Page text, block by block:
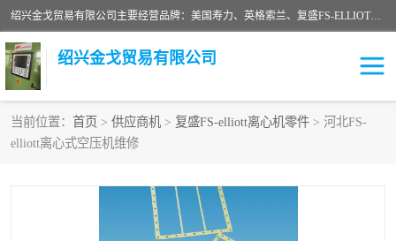
绍兴金戈贸易有限公司主要经营品牌：美国寿力、英格索兰、复盛FS-ELLIOTT，库伯COOPER、阿特拉斯等品牌空压机及配件销售；承接全厂空气压缩机管理、维护保养；节能改造；气体干燥机销售、维护、维修、保养。销售各种品牌空压机空气滤芯、油滤芯、油气分离器；精密过滤器滤芯；除油雾滤芯；抽真空滤芯，消音器，疏水器。劳务承接：全厂空压机维修保养工程，安装工程；移机或汰换工程；节能改造工程等。
绍兴金戈贸易有限公司
当前位置： 首页 > 供应商机 > 复盛FS-elliott离心机零件 > 河北FS-
elliott离心式空压机维修
二手空压机
英格索兰配件